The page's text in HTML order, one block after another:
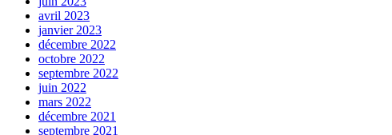
avril 2023
janvier 2023
décembre 2022
octobre 2022
septembre 2022
juin 2022
mars 2022
décembre 2021
septembre 2021